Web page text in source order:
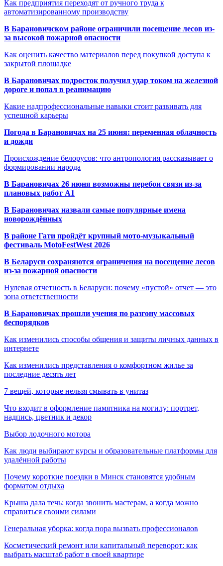
Как предприятия переходят от ручного труда к
автоматизированному производству
В Барановичском районе ограничили посещение лесов из-
за высокой пожарной опасности
Как оценить качество материалов перед покупкой доступа к
закрытой площадке
В Барановичах подросток получил удар током на железной
дороге и попал в реанимацию
Какие надпрофессиональные навыки стоит развивать для
успешной карьеры
Погода в Барановичах на 25 июня: переменная облачность
и дожди
Происхождение белорусов: что антропология рассказывает о
формировании народа
В Барановичах 26 июня возможны перебои связи из-за
плановых работ A1
В Барановичах назвали самые популярные имена
новорождённых
В районе Гати пройдёт крупный мото-музыкальный
фестиваль MotoFestWest 2026
В Беларуси сохраняются ограничения на посещение лесов
из-за пожарной опасности
Нулевая отчетность в Беларуси: почему «пустой» отчет — это
зона ответственности
В Барановичах прошли учения по разгону массовых
беспорядков
Как изменились способы общения и защиты личных данных в
интернете
Как изменились представления о комфортном жилье за
последние десять лет
7 вещей, которые нельзя смывать в унитаз
Что входит в оформление памятника на могилу: портрет,
надпись, цветник и декор
Выбор лодочного мотора
Как люди выбирают курсы и образовательные платформы для
удалённой работы
Почему короткие поездки в Минск становятся удобным
форматом отдыха
Крыша дала течь: когда звонить мастерам, а когда можно
справиться своими силами
Генеральная уборка: когда пора вызвать профессионалов
Косметический ремонт или капитальный переворот: как
выбрать масштаб работ в своей квартире